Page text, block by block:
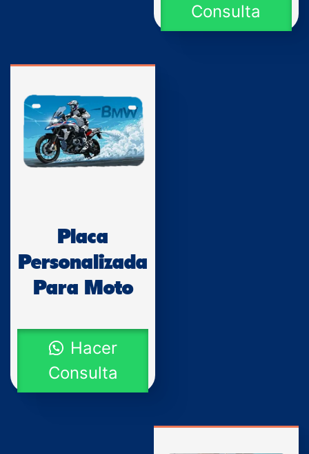
Consulta
Placa
Personalizada
Para Moto
Hacer
Consulta